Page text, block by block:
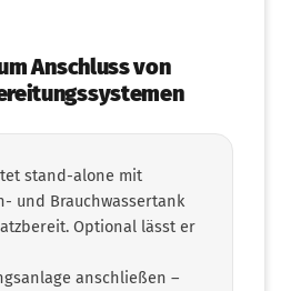
Anschluss von
stand-alone mit
und Brauchwassertank
Optional lässt er
anschließen –